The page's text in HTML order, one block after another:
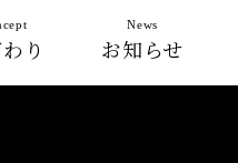
り お知らせ
News